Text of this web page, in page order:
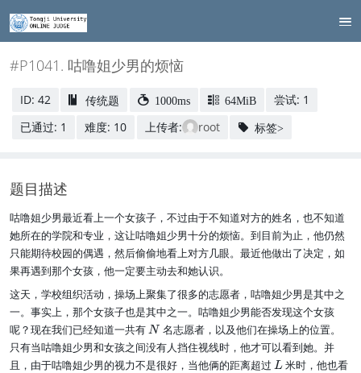
#P1041. 咕噜姐少男的烦恼
ID: 42 传统题 1000ms 64MiB
尝试: 1
已通过: 1
难度: 10 上传者: root 标签>
题目描述
咕噜姐少男最近看上一个女孩子，不过由于不知道对方的姓名，也不知道
她所在的学院和专业，这让咕噜姐少男十分的烦恼。到目前为止，他仍然
只能期待校园的偶遇，然后偷偷地看上对方几眼。最近他做出了决定，如
果再遇到那个女孩，他一定要主动去和她认识。
这天，学校组织活动，操场上聚集了很多的志愿者，咕噜姐少男是其中之
一。事实上，那个女孩子也是其中之一。咕噜姐少男能否发现这个女孩
呢？现在我们已经知道一共有N
N 名志愿者，以及他们在操场上的位置。
只有当咕噜姐少男和女孩之间没有人挡住视线时，他才可以看到她。并
且，由于咕噜姐少男的视力不是很好，当他俩的距离超过L
L 米时，他也看